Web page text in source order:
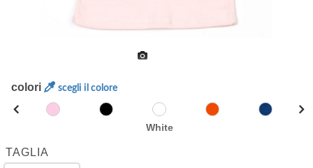
colori scegli il colore
White
TAGLIA